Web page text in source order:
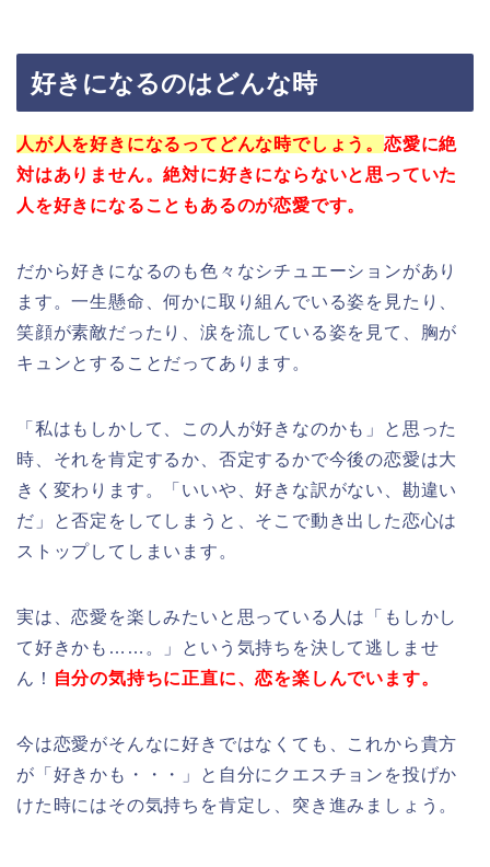
好きになるのはどんな時
人が人を好きになるってどんな時でしょう。 恋愛に絶
対はありません。絶対に好きにならないと思っていた
人を好きになることもあるのが恋愛です。
だから好きになるのも色々なシチュエーションがあり
ます。一生懸命、何かに取り組んでいる姿を見たり、
笑顔が素敵だったり、涙を流している姿を見て、胸が
キュンとすることだってあります。
「私はもしかして、この人が好きなのかも」と思った
時、それを肯定するか、否定するかで今後の恋愛は大
きく変わります。「いいや、好きな訳がない、勘違い
だ」と否定をしてしまうと、そこで動き出した恋心は
ストップしてしまいます。
実は、恋愛を楽しみたいと思っている人は「もしかし
て好きかも……。」という気持ちを決して逃しませ
ん！ 自分の気持ちに正直に、恋を楽しんでいます。
今は恋愛がそんなに好きではなくても、これから貴方
が「好きかも・・・」と自分にクエスチョンを投げか
けた時にはその気持ちを肯定し、突き進みましょう。